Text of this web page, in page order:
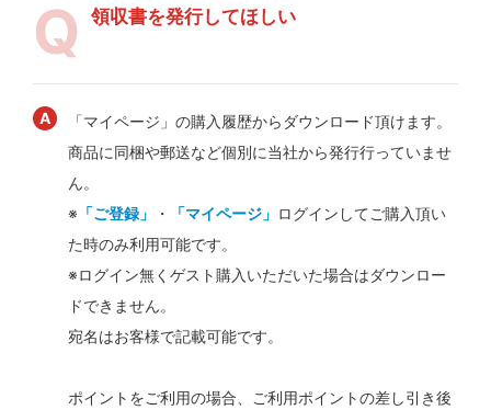
領収書を発行してほしい
「マイページ」の購入履歴からダウンロード頂けます。
商品に同梱や郵送など個別に当社から発行行っていませ
ん。
※ 「ご登録」 ・ 「マイページ」 ログインしてご購入頂い
た時のみ利用可能です。
※ログイン無くゲスト購入いただいた場合はダウンロー
ドできません。
宛名はお客様で記載可能です。
ポイントをご利用の場合、ご利用ポイントの差し引き後